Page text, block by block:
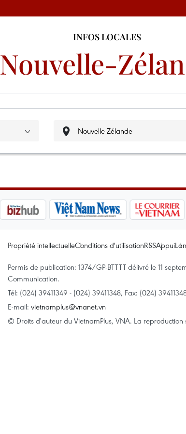
INFOS LOCALES
Nouvelle-
Propriété intellectuelleConditions d'utilisationRSSAppui
Permis de publication: 1374/GP-BTTTT délivré le 11
Communication.
Tél: (024) 39411349 - (024) 39411348, Fax: (024)
E-mail: vietnamplus@vnanet.vn
© Droits d'auteur du VietnamPlus, VNA. La